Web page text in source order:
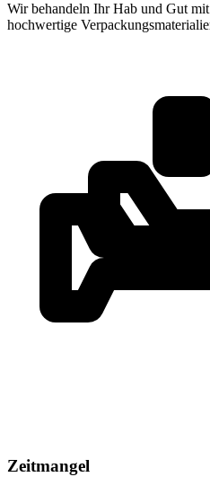
Wir behandeln Ihr Hab und Gut
hochwertige
Zeitmangel